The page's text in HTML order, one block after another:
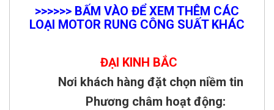
>>>>>> BẤM VÀO ĐỂ XEM THÊM CÁC
LOẠI MOTOR RUNG CÔNG SUẤT KHÁC
ĐẠI KINH BẮC
Nơi khách hàng đặt chọn niềm tin
Phương châm hoạt động: